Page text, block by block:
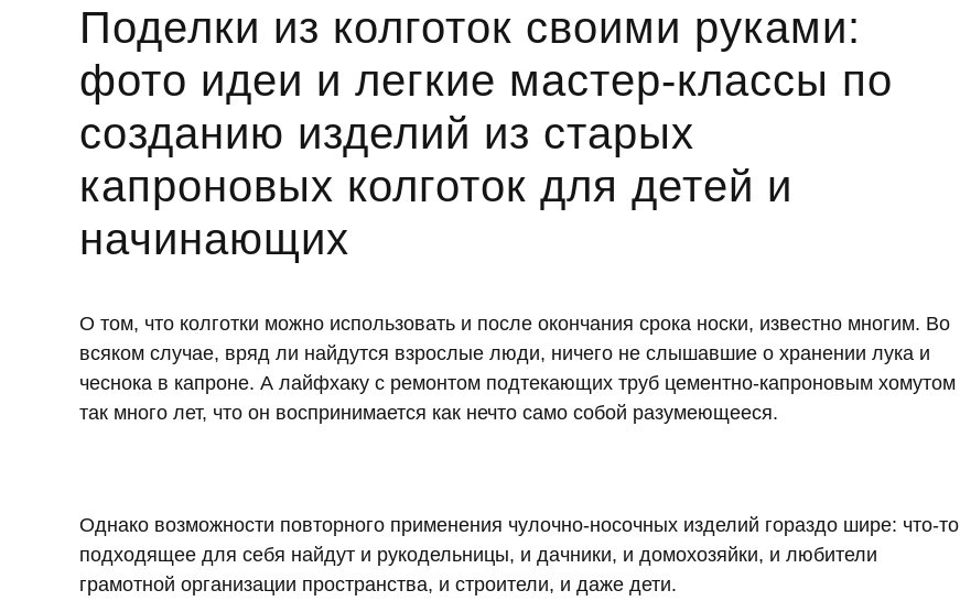
Поделки из колготок своими руками:
фото идеи и легкие мастер-классы по
созданию изделий из старых
капроновых колготок для детей и
начинающих
О том, что колготки можно использовать и после окончания срока носки, известно многим. Во
всяком случае, вряд ли найдутся взрослые люди, ничего не слышавшие о хранении лука и
чеснока в капроне. А лайфхаку с ремонтом подтекающих труб цементно-капроновым хомутом
так много лет, что он воспринимается как нечто само собой разумеющееся.
Однако возможности повторного применения чулочно-носочных изделий гораздо шире: что-то
подходящее для себя найдут и рукодельницы, и дачники, и домохозяйки, и любители
грамотной организации пространства, и строители, и даже дети.